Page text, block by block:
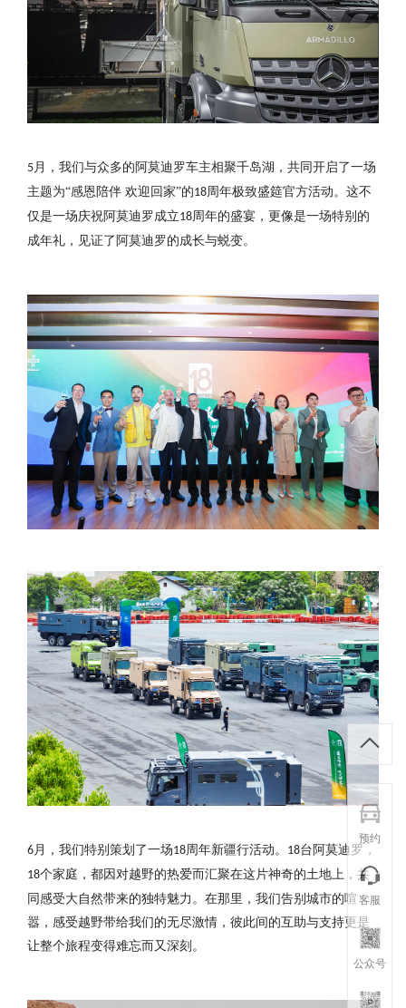
5月，我们与众多的阿莫迪罗车主相聚千岛湖，共同开启了一场
主题为“感恩陪伴 欢迎回家”的18周年极致盛筵官方活动。这不
仅是一场庆祝阿莫迪罗成立18周年的盛宴，更像是一场特别的
成年礼，见证了阿莫迪罗的成长与蜕变。
6 月，我们特别策划了一场18 周年新疆行活动。 18台阿莫迪罗，
18个家庭，都因对越野的热爱而汇聚在这片神奇的土地上，共
同感受大自然带来的独特魅力。在那里，我们告别城市的喧
嚣，感受越野带给我们的无尽激情，彼此间的互助与支持更是
让整个旅程变得难忘而又深刻。
预约
客服
公众号